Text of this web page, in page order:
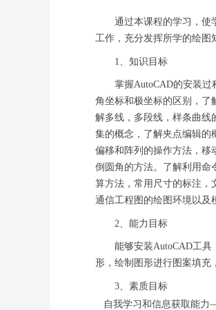
通过本课程的学习，使
工作，充分发挥所学的绘图
1、 知识目标
掌握AutoCAD的安装
角坐标和极坐标的区别，了
解多线，多段线，样条曲线
集的概念，了解夹点编辑的
偏移和阵列的操作方法，移
倒圆角的方法。了解利用命
算方法，常用尺寸的标注，
通信工程图的绘图环境以及
2、 能力目标
能够安装AutoCAD工具
形，绘制图形进行图案填充
3、 素质目标
自我学习和信息获取能力